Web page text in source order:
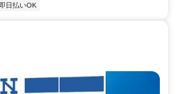
即日払いOK